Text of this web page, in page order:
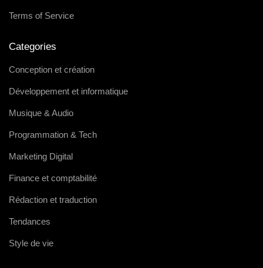
Terms of Service
Categories
Conception et création
Développement et informatique
Musique & Audio
Programmation & Tech
Marketing Digital
Finance et comptabilité
Rédaction et traduction
Tendances
Style de vie